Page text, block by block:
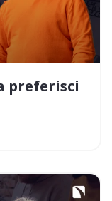
preferisci